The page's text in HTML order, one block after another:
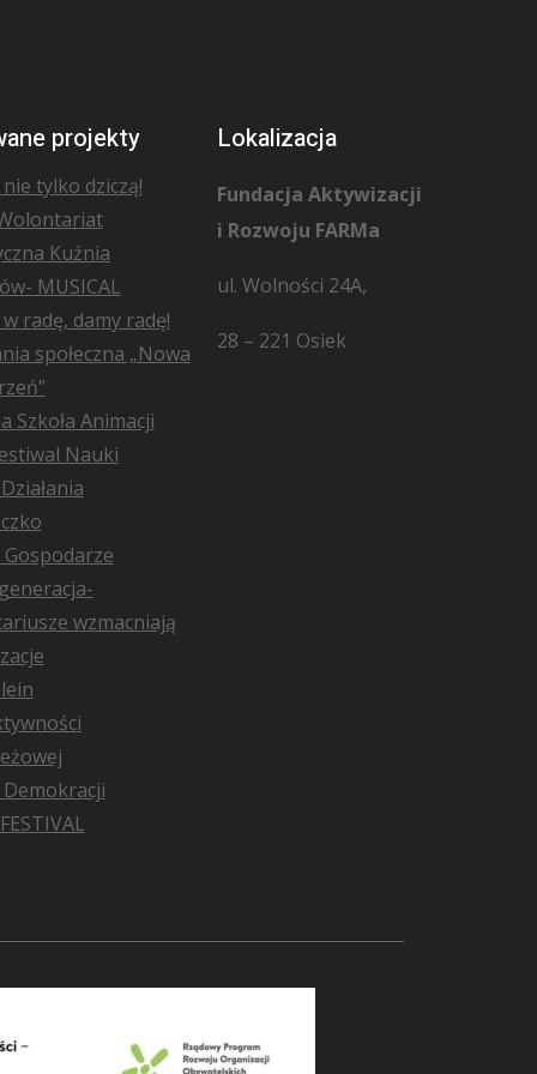
projekty
tylko dziczą!
Kuźnia
MUSICAL
radę, damy radę!
społeczna „Nowa
Szkoła Animacji
Nauki
Gospodarze
wzmacniają
Demokracji
Lokalizacja
Fundacja Aktywizacji
i Rozwoju FARMa
ul. Wolności 24A,
28 – 221 Osiek